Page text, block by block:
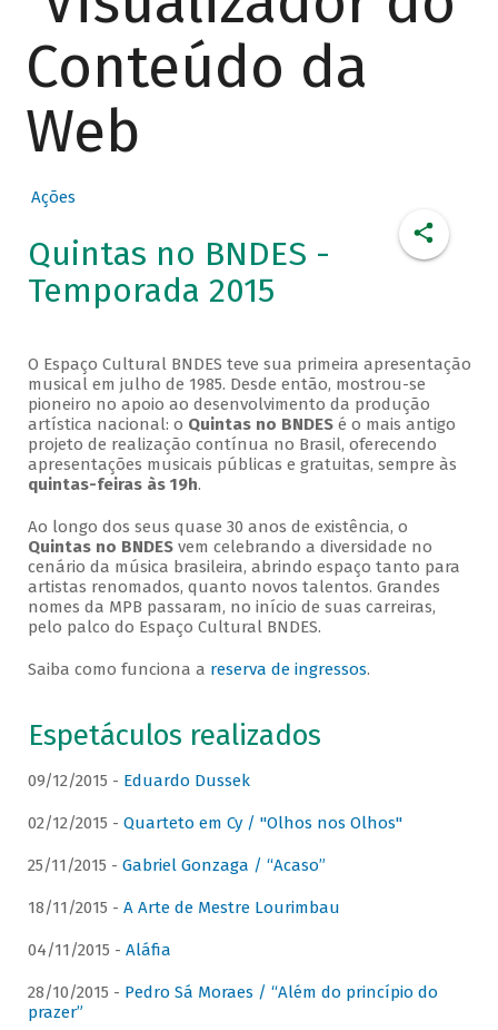
Conteúdo da
Web
Ações
Quintas no BNDES -
Temporada 2015
O Espaço Cultural BNDES teve sua primeira apresentação
musical em julho de 1985. Desde então, mostrou-se
pioneiro no apoio ao desenvolvimento da produção
artística nacional: o Quintas no BNDESé o mais antigo
projeto de realização contínua no Brasil, oferecendo
apresentações musicais públicas e gratuitas, sempre às
quintas-feiras às 19h.
Ao longo dos seus quase 30 anos de existência, o
Quintas no BNDESvem celebrando a diversidade no
cenário da música brasileira, abrindo espaço tanto para
artistas renomados, quanto novos talentos. Grandes
nomes da MPB passaram, no início de suas carreiras,
pelo palco do Espaço Cultural BNDES.
Saiba como funciona a reserva de ingressos.
Espetáculos realizados
09/12/2015 - Eduardo Dussek
02/12/2015 - Quarteto em Cy / "Olhos nos Olhos"
25/11/2015 - Gabriel Gonzaga / “Acaso”
18/11/2015 - A Arte de Mestre Lourimbau
04/11/2015 - Aláfia
28/10/2015 - Pedro Sá Moraes / “Além do princípio do
prazer”